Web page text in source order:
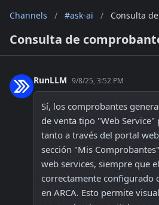
Channels / #ask-ai / Consulta
Consulta de
RunLLM 9/8/25, 3:52 PM
Sí, los comprobantes
de venta tipo "Web
tanto a través del portal
sección "Mis
web services, siempre que
correctamente configurado
en ARCA. Esto permite